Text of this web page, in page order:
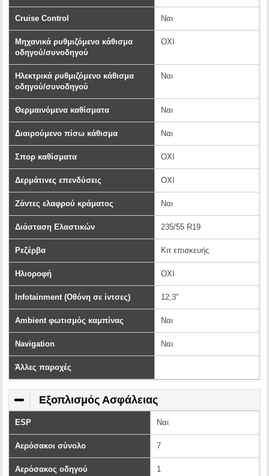
Cruise Control Ναι
Μηχανικά ρυθμιζόμενο κάθισμα
οδηγού/συνοδηγού
ΟΧΙ
Ηλεκτρικά ρυθμιζόμενο κάθισμα
οδηγού/συνοδηγού
Ναι
Θερμαινόμενα καθίσματα Ναι
Διαιρούμενο πίσω κάθισμα Ναι
Σπορ καθίσματα ΟΧΙ
Δερμάτινες επενδύσεις OXI
Ζάντες ελαφρού κράματος Ναι
Διάσταση Ελαστικών 235/55 R19
Ρεζέρβα Κιτ επισκευής
Ηλιοροφή ΟΧΙ
Infotainment (Οθόνη σε ίντσες) 12,3"
Ambient φωτισμός καμπίνας Ναι
Navigation Ναι
Άλλες παροχές
Εξοπλισμός Ασφάλειας
ESP Ναι
Αερόσακοι σύνολο 7
Αερόσακος οδηγού 1